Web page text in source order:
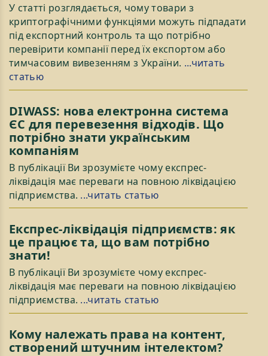
У статті розглядається, чому товари з
криптографічними функціями можуть підпадати
під експортний контроль та що потрібно
перевірити компанії перед їх експортом або
тимчасовим вивезенням з України. ...читать
статью
DIWASS: нова електронна система
ЄС для перевезення відходів. Що
потрібно знати українським
компаніям
В публікації Ви зрозумієте чому експрес-
ліквідація має переваги на повною ліквідацією
підприємства. ...читать статью
Експрес-ліквідація підприємств: як
це працює та, що вам потрібно
знати!
В публікації Ви зрозумієте чому експрес-
ліквідація має переваги на повною ліквідацією
підприємства. ...читать статью
Кому належать права на контент,
створений штучним інтелектом?